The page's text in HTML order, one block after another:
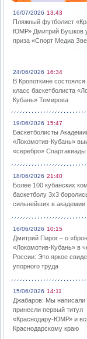
16/07/2026 13:43
Пляжный футболист
ЮМР» Дмитрий Бушков
приза «Спорт Медиа
24/06/2026 16:34
В Кропоткине
класс баскетболиста
Кубань» Темирова
19/06/2026 15:47
Баскетболисты
«Локомотив-Кубань»
«серебро»
18/06/2026 21:40
Более 100 кубанских
баскетболу 3х3
сильнейших в академии
16/06/2026 10:15
Дмитрий Пирог – о
«Локомотив-Кубань» в
России: Это яркое
упорного труда
15/06/2026 14:11
Джабаров: Мы написали
принесли первый титул
«Краснодару-ЮМР» и
Краснодарскому краю